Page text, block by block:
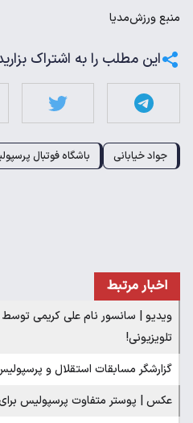
منبعورزش‌مدیا
این مطلب را به اشتراک
جواد خیابانی باشگاه فوتبال
اخبار مرتبط
ویدیو | سانسور نام علی کریمی توسط
تلویزیونی!
گزارشگر مسابقات استقلال و
عکس | پوستر متفاوت پرسپولیس